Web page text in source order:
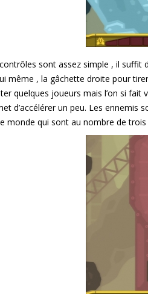
sont assez simple , il suffit
même , la gâchette droite pour
quelques joueurs mais l’on si
d’accélérer un peu. Les ennemis
monde qui sont au nombre de